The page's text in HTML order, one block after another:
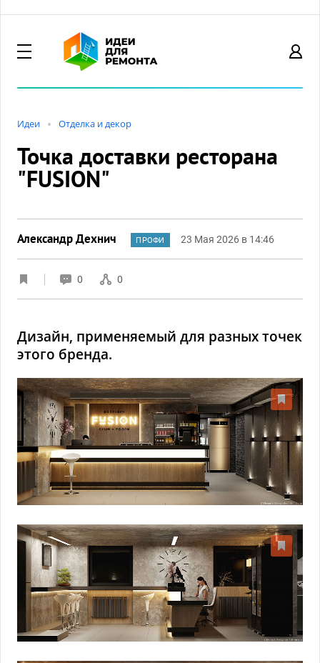
Идеи Отделка и декор
Точка доставки ресторана
"FUSION"
Александр Дехнич ПРОФИ 23 Мая 2026 в 14:46
0 0
Дизайн, применяемый для разных точек
этого бренда.